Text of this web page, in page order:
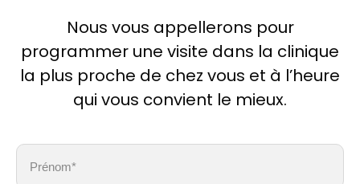
Nous vous appellerons pour
programmer une visite dans la clinique
la plus proche de chez vous et à l’heure
qui vous convient le mieux.